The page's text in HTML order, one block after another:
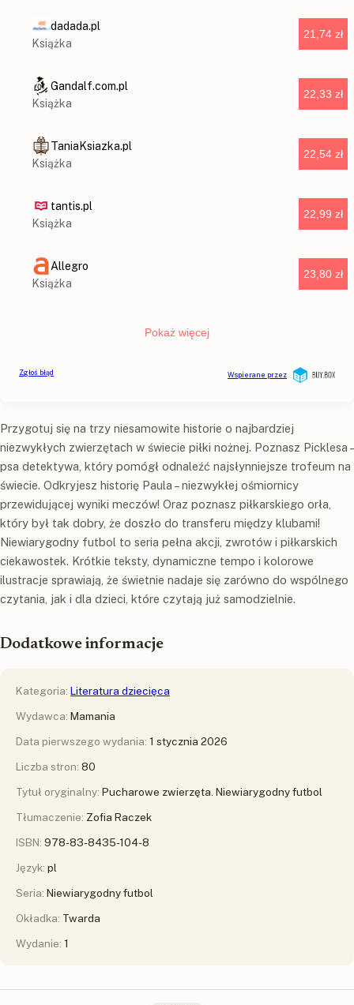
Przygotuj się na trzy niesamowite historie o najbardziej
niezwykłych zwierzętach w świecie piłki nożnej. Poznasz Picklesa –
psa detektywa, który pomógł odnaleźć najsłynniejsze trofeum na
świecie. Odkryjesz historię Paula – niezwykłej ośmiornicy
przewidującej wyniki meczów! Oraz poznasz piłkarskiego orła,
który był tak dobry, że doszło do transferu między klubami!
Niewiarygodny futbol to seria pełna akcji, zwrotów i piłkarskich
ciekawostek. Krótkie teksty, dynamiczne tempo i kolorowe
ilustracje sprawiają, że świetnie nadaje się zarówno do wspólnego
czytania, jak i dla dzieci, które czytają już samodzielnie.
Dodatkowe informacje
Kategoria: Literatura dziecięca
Wydawca: Mamania
Data pierwszego wydania: 1 stycznia 2026
Liczba stron: 80
Tytuł oryginalny: Pucharowe zwierzęta. Niewiarygodny futbol
Tłumaczenie: Zofia Raczek
ISBN: 978-83-8435-104-8
Język: pl
Seria: Niewiarygodny futbol
Okładka: Twarda
Wydanie: 1